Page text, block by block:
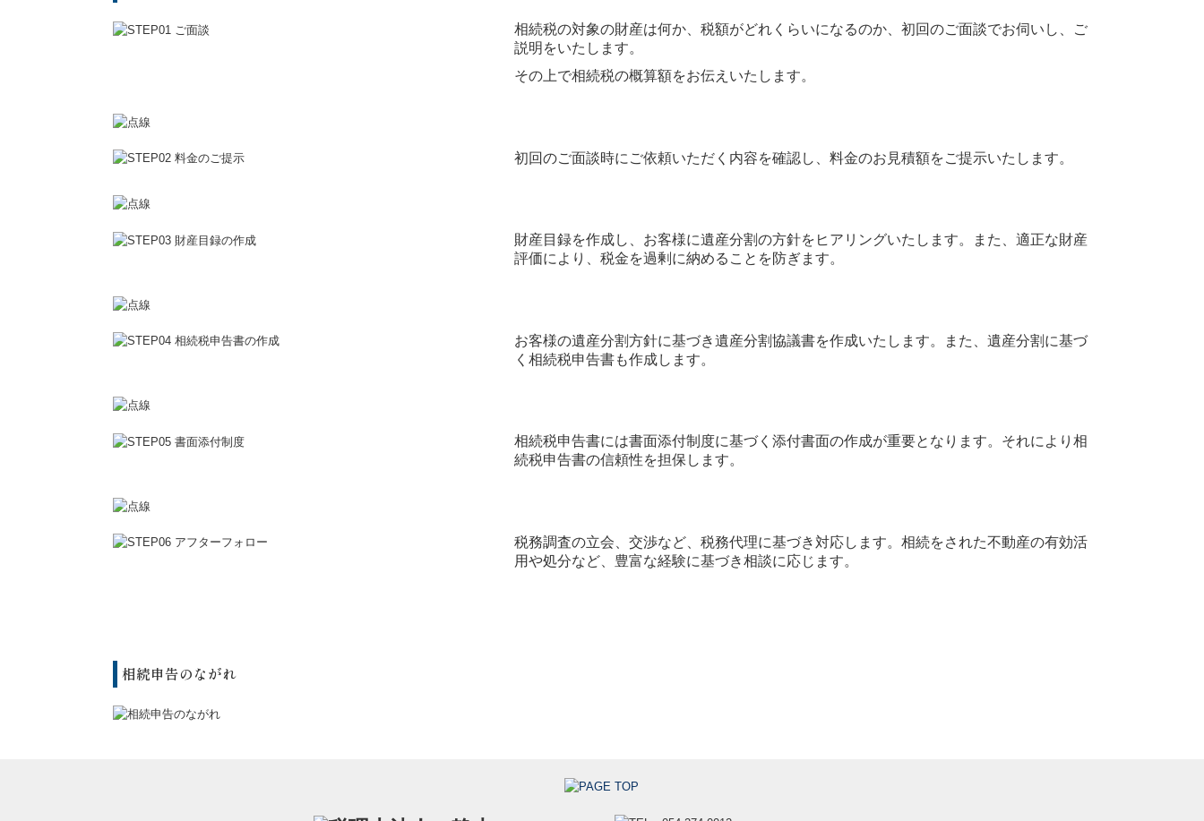
相続税の対象の財産は何か、税額がどれくらいになるのか、初回のご面談でお伺いし、ご
説明をいたします。
その上で相続税の概算額をお伝えいたします。
初回のご面談時にご依頼いただく内容を確認し、料金のお見積額をご提示いたします。
財産目録を作成し、お客様に遺産分割の方針をヒアリングいたします。また、適正な財産
評価により、税金を過剰に納めることを防ぎます。
お客様の遺産分割方針に基づき遺産分割協議書を作成いたします。また、遺産分割に基づ
く相続税申告書も作成します。
相続税申告書には書面添付制度に基づく添付書面の作成が重要となります。それにより相
続税申告書の信頼性を担保します。
税務調査の立会、交渉など、税務代理に基づき対応します。相続をされた不動産の有効活
用や処分など、豊富な経験に基づき相談に応じます。
相続申告のながれ